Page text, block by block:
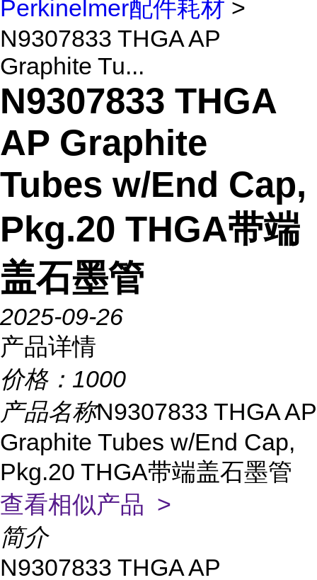
Perkinelmer配件耗材 >
N9307833 THGA AP
Graphite Tu...
N9307833 THGA
AP Graphite
Tubes w/End Cap,
Pkg.20 THGA带端
盖石墨管
2025-09-26
产品详情
价格： 1000
产品名称N9307833 THGA AP
Graphite Tubes w/End Cap,
Pkg.20 THGA带端盖石墨管
查看相似产品 >
简介
N9307833 THGA AP